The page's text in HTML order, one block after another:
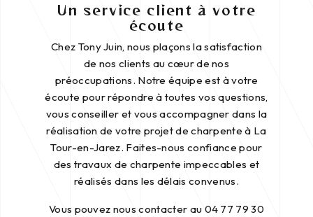
Un service client à votre
écoute
Chez Tony Juin, nous plaçons la satisfaction
de nos clients au cœur de nos
préoccupations. Notre équipe est à votre
écoute pour répondre à toutes vos questions,
vous conseiller et vous accompagner dans la
réalisation de votre projet de charpente à La
Tour-en-Jarez. Faites-nous confiance pour
des travaux de charpente impeccables et
réalisés dans les délais convenus.
Vous pouvez nous contacter au 04 77 79 30